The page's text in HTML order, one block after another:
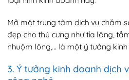
Mở một trung tâm dịch vụ chăm
đẹp cho thú cưng như tỉa lông,
nhuộm lông,… là một ý tưởng
3. Ý tưởng kinh doanh dịch